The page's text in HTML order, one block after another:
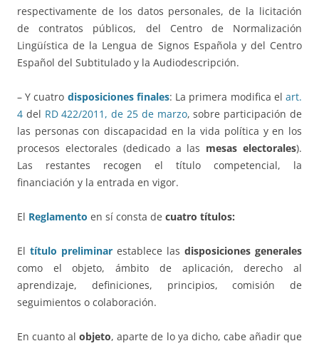
respectivamente de los datos personales, de la licitación
de contratos públicos, del Centro de Normalización
Lingüística de la Lengua de Signos Española y del Centro
Español del Subtitulado y la Audiodescripción.
– Y cuatro disposiciones finales: La primera modifica elart.
4 del RD 422/2011, de 25 de marzo, sobre participación de
las personas con discapacidad en la vida política y en los
procesos electorales (dedicado a las mesas electorales).
Las restantes recogen el título competencial, la
financiación y la entrada en vigor.
El Reglamento en sí consta de cuatro títulos:
El título preliminar establece las disposiciones generales
como el objeto, ámbito de aplicación, derecho al
aprendizaje, definiciones, principios, comisión de
seguimientos o colaboración.
En cuanto alobjeto, aparte de lo ya dicho, cabe añadir que